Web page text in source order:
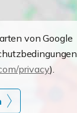
von Google
privacy).